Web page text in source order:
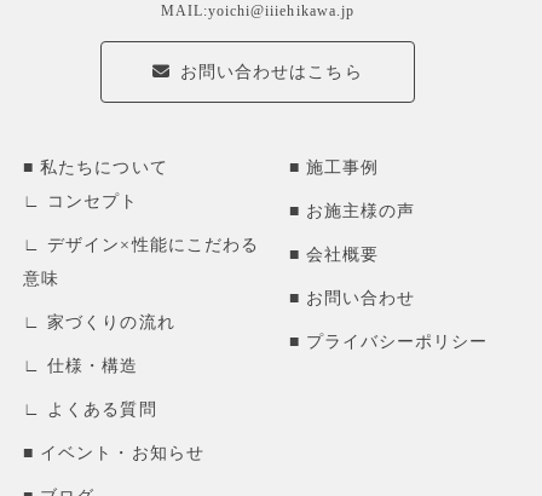
MAIL:yoichi@iiiehikawa.jp
お問い合わせはこちら
私たちについて
コンセプト
デザイン×性能にこだわる
意味
家づくりの流れ
仕様・構造
よくある質問
イベント・お知らせ
施工事例
お施主様の声
会社概要
お問い合わせ
プライバシーポリシー